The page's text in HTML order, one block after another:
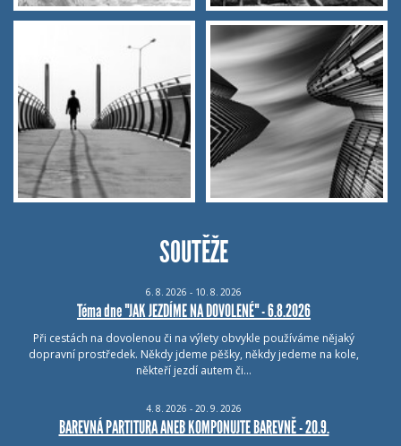
SOUTĚŽE
6. 8. 2026 - 10. 8. 2026
Téma dne "JAK JEZDÍME NA DOVOLENÉ" - 6.8.2026
Při cestách na dovolenou či na výlety obvykle používáme nějaký
dopravní prostředek. Někdy jdeme pěšky, někdy jedeme na kole,
někteří jezdí autem či…
4. 8. 2026 - 20. 9. 2026
BAREVNÁ PARTITURA ANEB KOMPONUJTE BAREVNĚ - 20.9.